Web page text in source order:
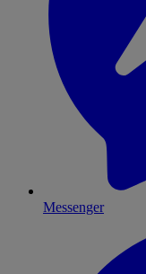
Messenger